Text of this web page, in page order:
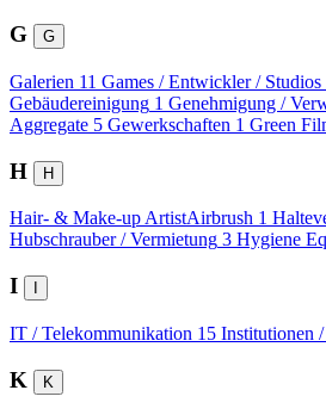
G G
Galerien 11 Games / Entwickler / Studios
Gebäudereinigung 1 Genehmigung /
Aggregate 5 Gewerkschaften 1 Green
H H
Hair- & Make-up ArtistAirbrush 1
Hubschrauber / Vermietung 3 Hygiene
I
IT / Telekommunikation 15 Institutionen
K K